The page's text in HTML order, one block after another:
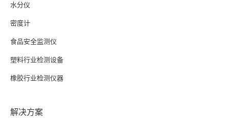
水分仪
密度计
食品安全监测仪
塑料行业检测设备
橡胶行业检测仪器
解决方案